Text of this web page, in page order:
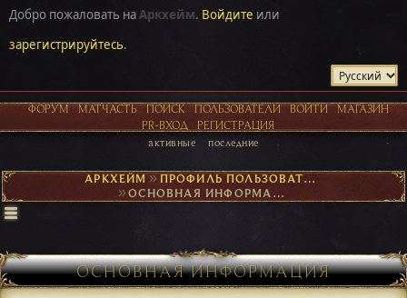
Добро пожаловать наАркхейм. Войдите или
зарегистрируйтесь.
ФОРУМ МАТЧАСТЬ ПОИСК ПОЛЬЗОВАТЕЛИ ВОЙТИ
МАГАЗИН
PR-ВХОД
РЕГИСТРАЦИЯ
активные последние
АРКХЕЙМ► ПРОФИЛЬ ПОЛЬЗОВАТЕЛЯ КЬЕН
► ОСНОВНАЯ ИНФОРМАЦИЯ
ОСНОВНАЯ ИНФОРМАЦИЯ